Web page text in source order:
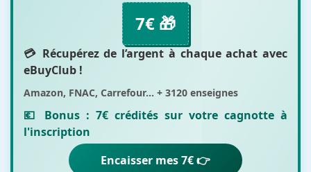
7€ 🎁
💳 Récupérez de l’argent à chaque achat avec
eBuyClub !
Amazon, FNAC, Carrefour... + 3120 enseignes
💶 Bonus : 7€ crédités sur votre cagnotte à
l'inscription
Encaisser mes 7€ 👉